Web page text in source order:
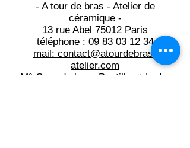
- A tour de bras - Atelier de
céramique -
13 rue Abel 75012 Paris
téléphone : 09 83 03 12 34
mail: contact@atourdebras-
atelier.com​
M° Gare de lyon, Bastille et Ledru